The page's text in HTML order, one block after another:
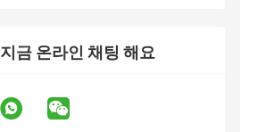
금 온라인 채팅 해요